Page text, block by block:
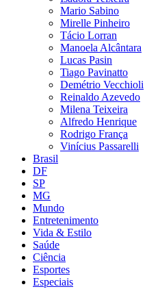
Mario Sabino
Mirelle Pinheiro
Tácio Lorran
Manoela Alcântara
Lucas Pasin
Tiago Pavinatto
Demétrio Vecchioli
Reinaldo Azevedo
Milena Teixeira
Alfredo Henrique
Rodrigo França
Vinícius Passarelli
Brasil
DF
SP
MG
Mundo
Entretenimento
Vida & Estilo
Saúde
Ciência
Esportes
Especiais